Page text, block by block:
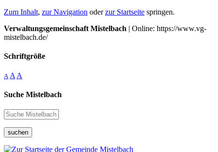
Zum Inhalt, zur Navigation oderzur Startseite springen.
Verwaltungsgemeinschaft Mistelbach | Online: https://www.vg-
mistelbach.de/
Schriftgröße
A A A
Suche Mistelbach
suchen